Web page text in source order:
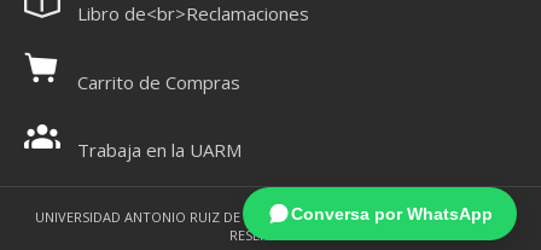
Libro de<br>Reclamaciones
Carrito de Compras
Trabaja en la UARM
UNIVERSIDAD ANTONIO RUIZ DE MONTOYA 2021 - TODOS LOS DERECHOS
RESERVADOS
Conversa por WhatsApp